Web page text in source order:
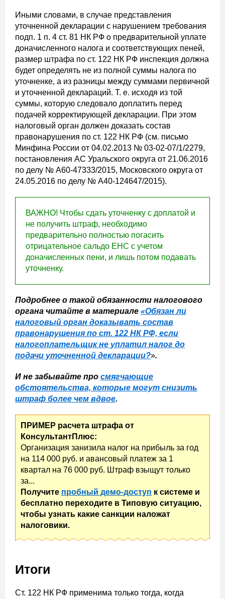
Иными словами, в случае представления
уточненной декларации с нарушением требования
подп. 1 п. 4 ст. 81 НК РФ о предварительной уплате
доначисленного налога и соответствующих пеней,
размер штрафа по ст. 122 НК РФ инспекция должна
будет определять не из полной суммы налога по
уточненке, а из разницы между суммами первичной
и уточненной деклараций. Т. е. исходя из той
суммы, которую следовало доплатить перед
подачей корректирующей декларации. При этом
налоговый орган должен доказать состав
правонарушения по ст. 122 НК РФ (см. письмо
Минфина России от 04.02.2013 № 03-02-07/1/2279,
постановления АС Уральского округа от 21.06.2016
по делу № А60-47333/2015, Московского округа от
24.05.2016 по делу № А40-124647/2015).
ВАЖНО! Чтобы сдать уточненку с доплатой и
не получить штраф, необходимо
предварительно полностью погасить
отрицательное сальдо ЕНС с учетом
доначисленных пени, и лишь потом подавать
уточненку.
Подробнее о такой обязанности налогового
органа читайте в материале «Обязан ли
налоговый орган доказывать состав
правонарушения по ст. 122 НК РФ, если
налогоплательщик не уплатил налог до
подачи уточненной декларации?».
И не забывайте про смягчающие
обстоятельства, которые могут снизить
штраф более чем вдвое.
ПРИМЕР расчета штрафа от
КонсультантПлюс:
Организация занизила налог на прибыль за год
на 114 000 руб. и авансовый платеж за 1
квартал на 76 000 руб. Штраф взыщут только
за...
Получите пробный демо-доступ к системе и
бесплатно переходите в Типовую ситуацию,
чтобы узнать какие санкции наложат
налоговики.
Итоги
Ст. 122 НК РФ применима только тогда, когда